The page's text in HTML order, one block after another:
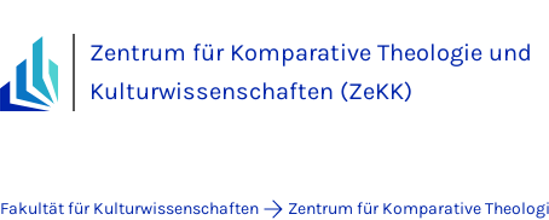
Zentrum für Komparative Theologie und
Kulturwissenschaften (ZeKK)
Fakultät für Kulturwissenschaften Zentrum für Komparative